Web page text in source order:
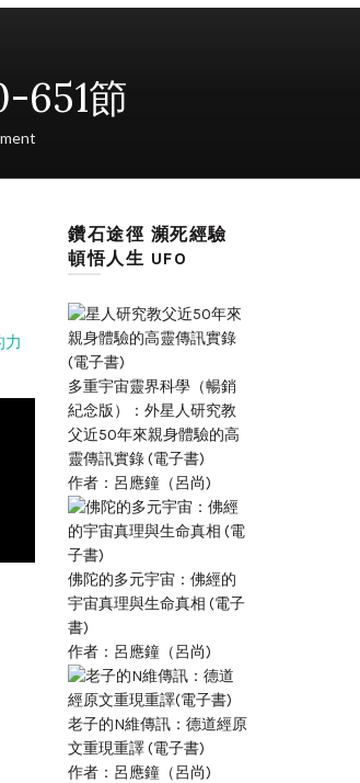
651節
力
鑽石途徑 瀕死經驗
頓悟人生 UFO
多重宇宙靈界科學（暢銷
紀念版）：外星人研究教
父近50年來親身體驗的高
靈傳訊實錄 (電子書)
作者：呂應鐘（呂尚)
佛陀的多元宇宙：佛經的
宇宙真理與生命真相 (電子
書)
作者：呂應鐘（呂尚)
老子的N維傳訊：德道經原
文重現重譯 (電子書)
作者：呂應鐘（呂尚)